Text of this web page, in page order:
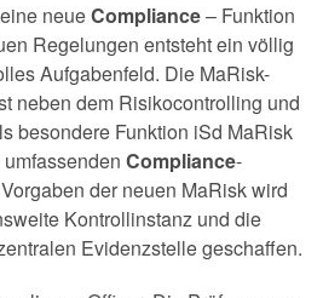
neueCompliance– Funktion
Regelungen entsteht ein völlig
Aufgabenfeld. Die MaRisk-
neben dem Risikocontrolling und
besondere Funktion iSd MaRisk
Compliance-
der neuen MaRisk wird
Kontrollinstanz und die
Evidenzstelle geschaffen.